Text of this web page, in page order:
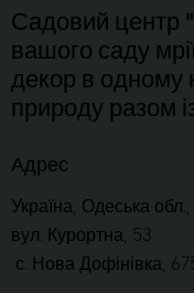
Садовий центр
вашого саду
декор в одному
природу разом
Адрес
Україна, Одеська обл.,
вул. Курортна, 53
с. Нова Дофінівка,